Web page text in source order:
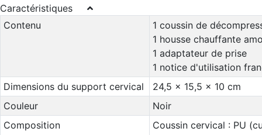
Caractéristiques
Contenu
1 coussin de
1 housse chauffante
1 adaptateur de prise
1 notice d'utilisation
Dimensions du support cervical
24,5 x 15,5 x 10 cm
Couleur
Noir
Composition
Coussin cervical : PU